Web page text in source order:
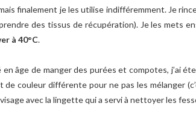
finalement je les utilise indifféremment. Je
des tissus de récupération). Je les mets
à 40°C.
âge de manger des purées et compotes, j’ai
de couleur différente pour ne pas les mélanger
avec la lingette qui a servi à nettoyer les